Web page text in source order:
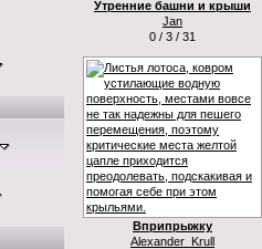
Утренние башни и крыши
Jan
0 / 3 / 31
Вприпрыжку
Alexander_Krull